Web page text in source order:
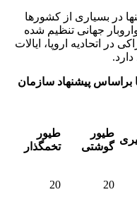
در بسیاری از کشورها
سازمان خواروبار جهانی تنظیم شده
در اتحادیه اروپا، ایالات
براساس پیشنهاد سازمان
طیور
گوشتی
طیور
تخمگذار
20
20